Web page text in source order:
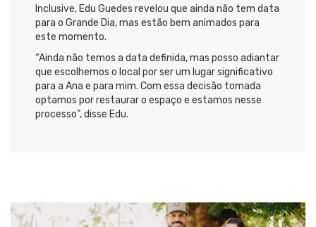
Inclusive, Edu Guedes revelou que ainda não tem data
para o Grande Dia, mas estão bem animados para
este momento.
“Ainda não temos a data definida, mas posso adiantar
que escolhemos o local por ser um lugar significativo
para a Ana e para mim. Com essa decisão tomada
optamos por restaurar o espaço e estamos nesse
processo”, disse Edu.